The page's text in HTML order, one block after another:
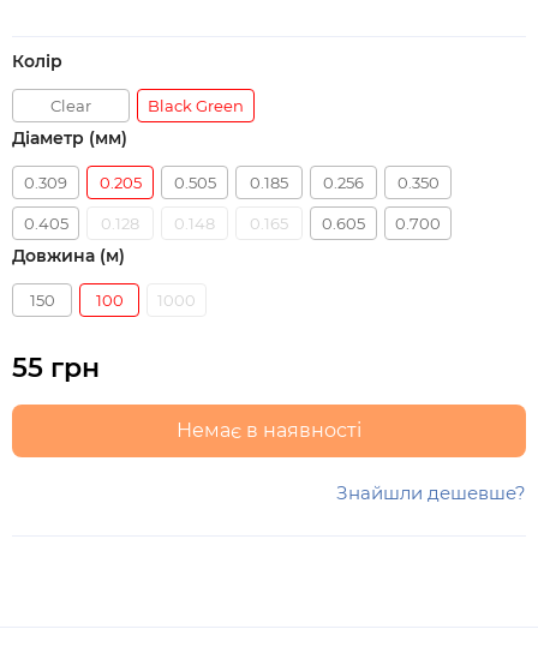
Колір
Clear Black Green
Діаметр (мм)
0.309 0.205 0.505 0.185 0.256 0.350
0.405 0.128 0.148 0.165 0.605 0.700
Довжина (м)
150 100 1000
55 грн
Немає в наявності
Знайшли дешевше?